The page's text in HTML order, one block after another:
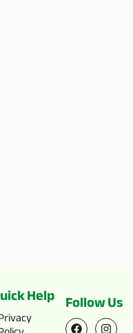
Help Follow Us
F
a
I
n
X
-
Y
o